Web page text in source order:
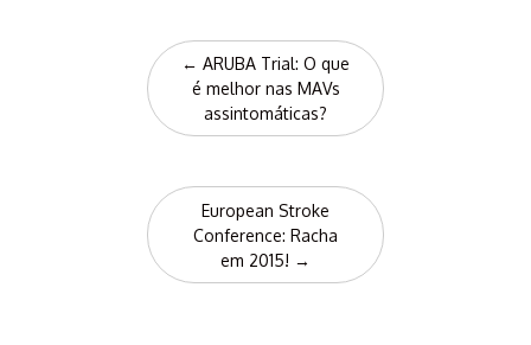
navigation
← ARUBA Trial: O que
é melhor nas MAVs
assintomáticas?
European Stroke
Conference: Racha
em 2015! →